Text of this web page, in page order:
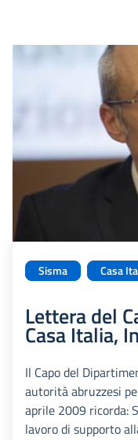
Sisma Casa
Lettera del
Casa Italia,
Il Capo del
autorità abruzzesi
aprile 2009 ricorda:
lavoro di supporto